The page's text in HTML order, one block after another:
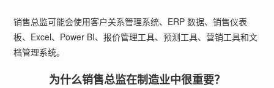
销售总监可能会使用客户关系管理系统、ERP 数据、销售仪表
板、Excel、Power BI、报价管理工具、预测工具、营销工具和文
档管理系统。
为什么销售总监在制造业中很重要？